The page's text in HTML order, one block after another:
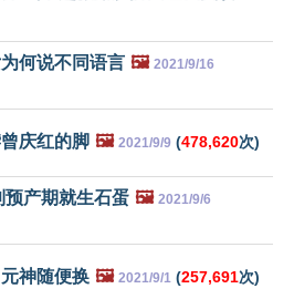
何说不同语言 🖼️ 2021/9/16
庆红的脚 🖼️ 2021/9/9 (478,620次)
预产期就生石蛋 🖼️ 2021/9/6
神随便换 🖼️ 2021/9/1 (257,691次)